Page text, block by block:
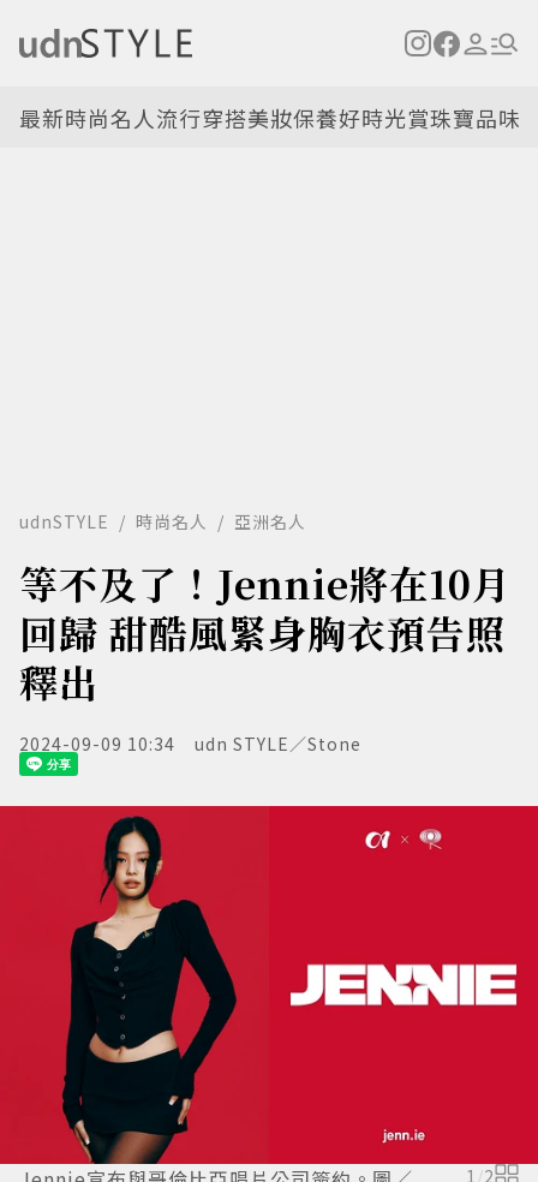
最新時尚名人流行穿搭美妝保養好時光賞珠寶品味
udnSTYLE 時尚名人 亞洲名人
等不及了！Jennie將在10月
回歸 甜酷風緊身胸衣預告照
釋出
2024-09-09 10:34 udn STYLE／Stone
1/2